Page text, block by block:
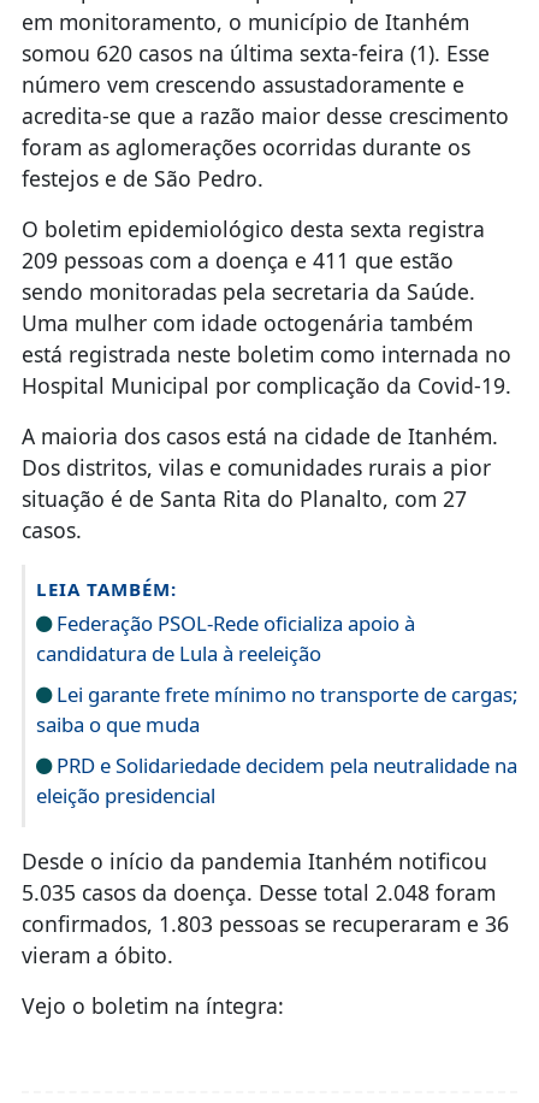
em monitoramento, o município de Itanhém
somou 620 casos na última sexta-feira (1). Esse
número vem crescendo assustadoramente e
acredita-se que a razão maior desse crescimento
foram as aglomerações ocorridas durante os
festejos e de São Pedro.
O boletim epidemiológico desta sexta registra
209 pessoas com a doença e 411 que estão
sendo monitoradas pela secretaria da Saúde.
Uma mulher com idade octogenária também
está registrada neste boletim como internada no
Hospital Municipal por complicação da Covid-19.
A maioria dos casos está na cidade de Itanhém.
Dos distritos, vilas e comunidades rurais a pior
situação é de Santa Rita do Planalto, com 27
casos.
LEIA TAMBÉM:
Federação PSOL-Rede oficializa apoio à
candidatura de Lula à reeleição
Lei garante frete mínimo no transporte de cargas;
saiba o que muda
PRD e Solidariedade decidem pela neutralidade na
eleição presidencial
Desde o início da pandemia Itanhém notificou
5.035 casos da doença. Desse total 2.048 foram
confirmados, 1.803 pessoas se recuperaram e 36
vieram a óbito.
Vejo o boletim na íntegra: